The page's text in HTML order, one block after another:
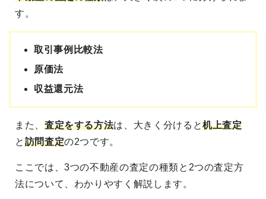
す。
取引事例比較法
原価法
収益還元法
また、 査定をする方法は、大きく分けると机上査定
と 訪問査定の2つです。
ここでは、3つの不動産の査定の種類と2つの査定方
法について、わかりやすく解説します。